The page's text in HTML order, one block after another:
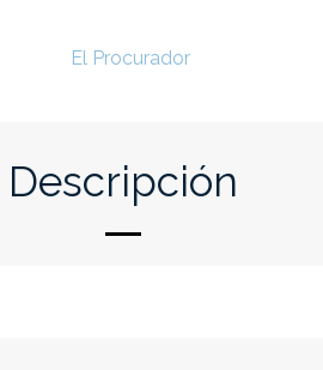
El Procurador
Descripción